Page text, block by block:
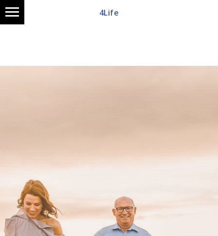
4Life